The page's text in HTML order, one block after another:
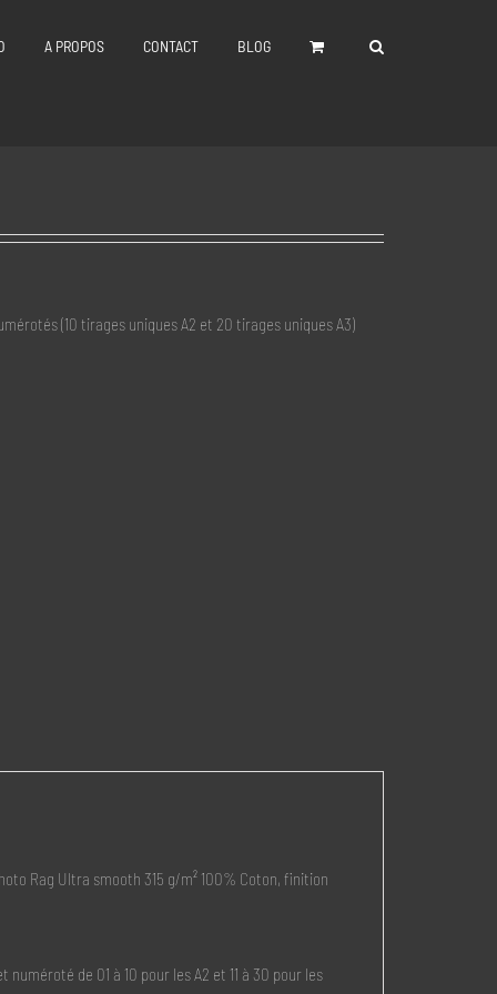
A PROPOS CONTACT BLOG
(10 tirages uniques A2 et 20 tirages uniques A3)
Rag Ultra smooth 315 g/m² 100% Coton, finition
de 01 à 10 pour les A2 et 11 à 30 pour les